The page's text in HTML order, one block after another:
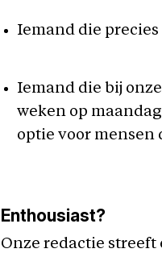
Iemand die
Iemand die bij
weken op
optie voor mensen
Enthousiast?
Onze redactie